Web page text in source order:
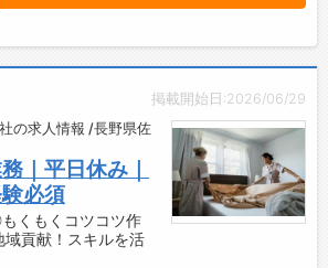
監査システム・散剤監査システムなどの
歴・自動錠剤分包機・自動散剤分包機・
り機等 薬剤師の仕事環境を整えており
掲載開始日:2026/06/29
の求人情報 /長野県佐
｜平日休み｜
必須
くもくコツコツ作
貢献！スキルを活